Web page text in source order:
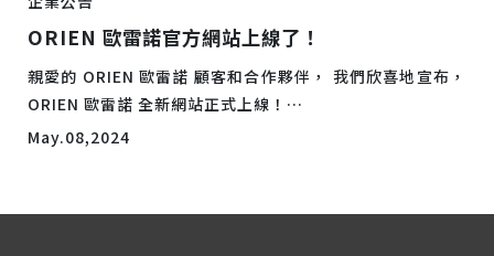
ORIEN 歐雷諾官方網站上線了！
親愛的 ORIEN 歐雷諾 顧客和合作夥伴， 我們欣喜地宣布，
ORIEN 歐雷諾 全新網站正式上線！
如有產品服務需求，歡迎與我們聯繫：
May.08,2024